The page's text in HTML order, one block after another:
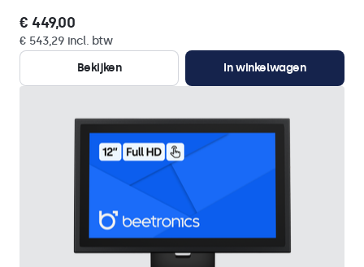
€ 449,00
€ 543,29 incl. btw
Bekijken
In winkelwagen